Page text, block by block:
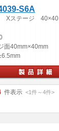
S6A
Xステージ 40×40
面40mm×40mm
ージ
件表示 <1件～4件>